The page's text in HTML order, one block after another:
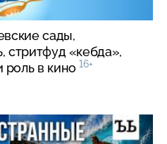
сады,
стритфуд «кебда»,
в кино 16+